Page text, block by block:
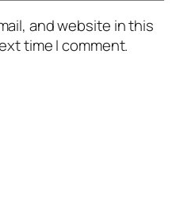
and website in this
time I comment.